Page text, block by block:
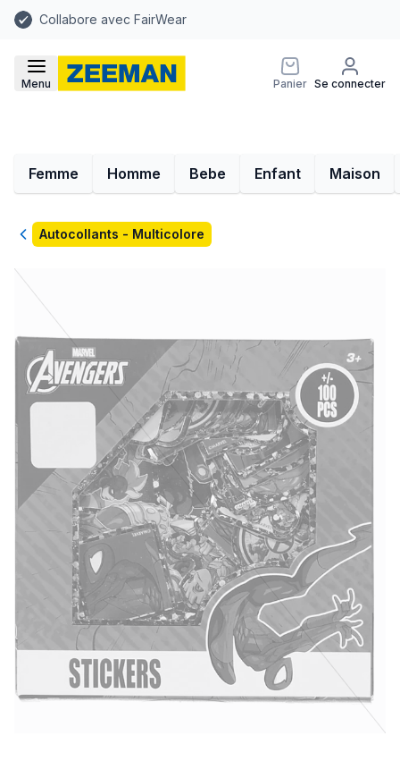
Collabore avec FairWear
Menu Panier Se connecter
Femme Homme Bebe Enfant Maison
RetourAutocollants - Multicolore